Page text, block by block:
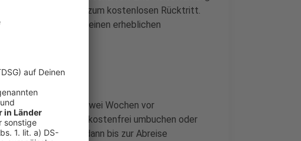
mehr automatisch zum kostenlosen Rücktritt.
und gibt es keinen erheblichen
zumeist bis zwei Wochen vor
von Gründen kostenfrei umbuchen oder
Wer sich ab dann bis zur Abreise